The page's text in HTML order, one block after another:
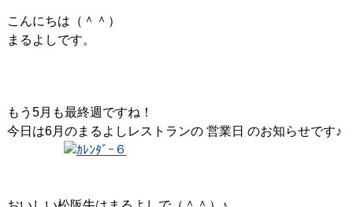
こんにちは（＾＾）
まるよしです。
もう5月も最終週ですね！
今日は6月のまるよしレストランの 営業日 のお知らせです♪